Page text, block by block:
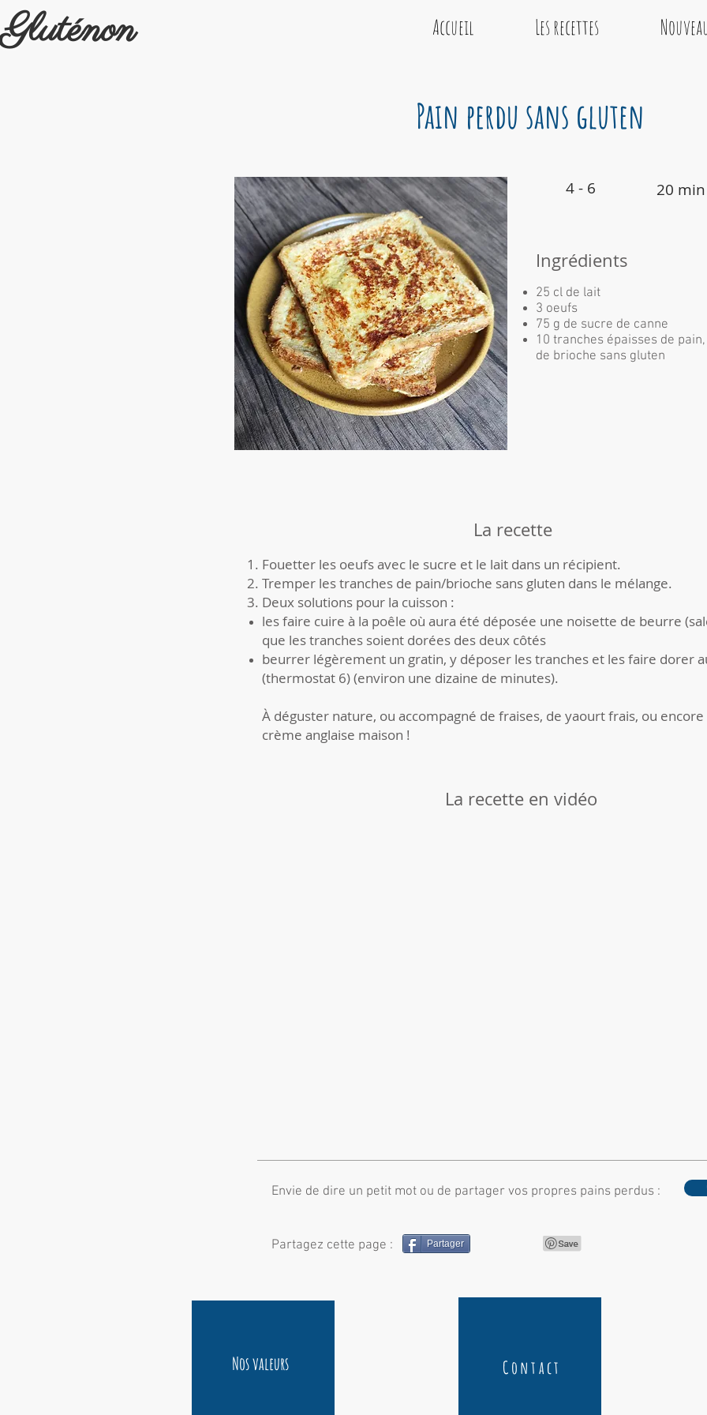
Gluténon Accueil Les recettes
Pain perdu sans gluten
4 - 6 20 min
Ingrédients
25 cl de lait
3 oeufs
75 g de sucre de canne
10 tranches épaisses de
de brioche sans gluten
La recette
Fouetter les oeufs avec le sucre et le lait dans un récipient.
Tremper les tranches de pain/brioche sans gluten dans le mélange.
Deux solutions pour la cuisson :
les faire cuire à la poêle où aura été déposée une noisette de beurre
que les tranches soient dorées des deux côtés
beurrer légèrement un gratin, y déposer les tranches et les faire dorer
(thermostat 6) (environ une dizaine de minutes).
À déguster nature, ou accompagné de fraises, de yaourt frais, ou encore
crème anglaise maison !
La recette en vidéo
Envie de dire un petit mot ou de partager vos propres pains perdus :
Partagez cette page : Partager
Nos valeurs Contact